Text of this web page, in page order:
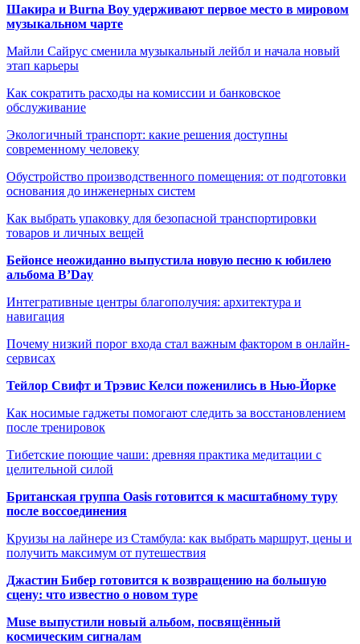
Шакира и Burna Boy удерживают первое место в мировом
музыкальном чарте
Майли Сайрус сменила музыкальный лейбл и начала новый
этап карьеры
Как сократить расходы на комиссии и банковское
обслуживание
Экологичный транспорт: какие решения доступны
современному человеку
Обустройство производственного помещения: от подготовки
основания до инженерных систем
Как выбрать упаковку для безопасной транспортировки
товаров и личных вещей
Бейонсе неожиданно выпустила новую песню к юбилею
альбома B’Day
Интегративные центры благополучия: архитектура и
навигация
Почему низкий порог входа стал важным фактором в онлайн-
сервисах
Тейлор Свифт и Трэвис Келси поженились в Нью-Йорке
Как носимые гаджеты помогают следить за восстановлением
после тренировок
Тибетские поющие чаши: древняя практика медитации с
целительной силой
Британская группа Oasis готовится к масштабному туру
после воссоединения
Круизы на лайнере из Стамбула: как выбрать маршрут, цены и
получить максимум от путешествия
Джастин Бибер готовится к возвращению на большую
сцену: что известно о новом туре
Muse выпустили новый альбом, посвящённый
космическим сигналам